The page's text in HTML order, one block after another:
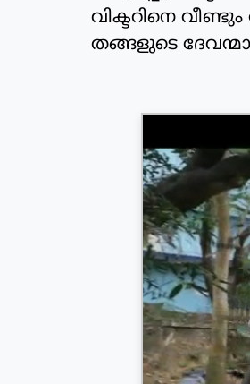
വിക്ടറിനെ
തങ്ങളുടെ